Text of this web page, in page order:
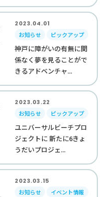
2023.04.01
お知らせ
ピックアップ
神戸に障がいの有無に関
係なく夢を見ることがで
きるアドベンチャ...
2023.03.22
お知らせ
ピックアップ
ユニバーサルビーチプロ
ジェクトに 新たに6きょ
うだいプロジェ...
2023.03.15
お知らせ
イベント情報